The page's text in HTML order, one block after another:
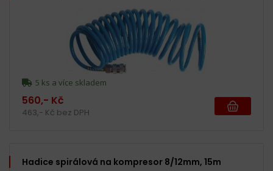
5 ks a více skladem
560,- Kč
463,- Kč bez DPH
Hadice spirálová na kompresor 8/12mm, 15m